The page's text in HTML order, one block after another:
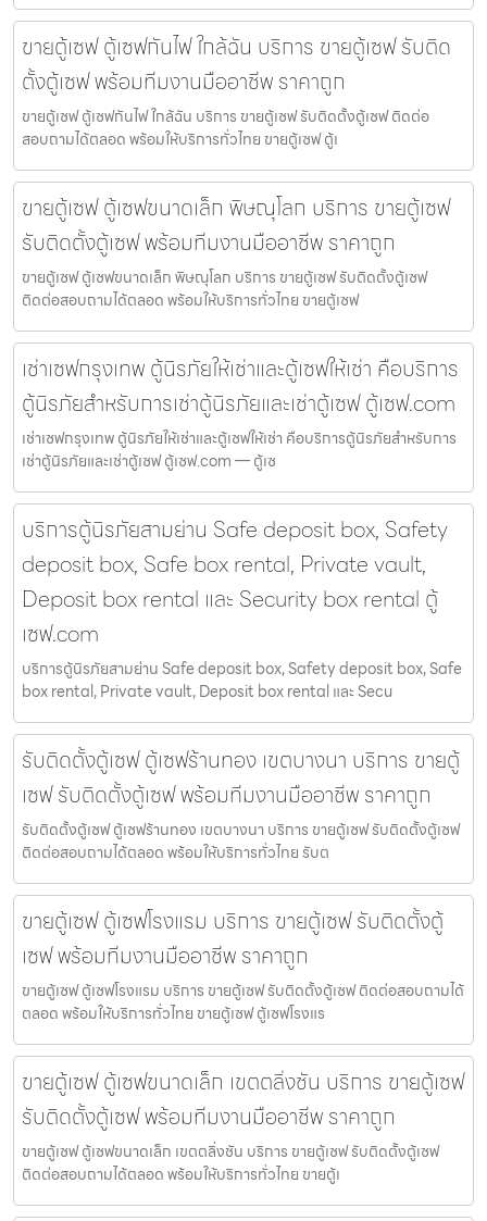
ขายตู้เซฟ ตู้เซฟกันไฟ ใกล้ฉัน บริการ ขายตู้เซฟ รับติด
ตั้งตู้เซฟ พร้อมทีมงานมืออาชีพ ราคาถูก
ขายตู้เซฟ ตู้เซฟกันไฟ ใกล้ฉัน บริการ ขายตู้เซฟ รับติดตั้งตู้เซฟ ติดต่อ
สอบถามได้ตลอด พร้อมให้บริการทั่วไทย ขายตู้เซฟ ตู้เ
ขายตู้เซฟ ตู้เซฟขนาดเล็ก พิษณุโลก บริการ ขายตู้เซฟ
รับติดตั้งตู้เซฟ พร้อมทีมงานมืออาชีพ ราคาถูก
ขายตู้เซฟ ตู้เซฟขนาดเล็ก พิษณุโลก บริการ ขายตู้เซฟ รับติดตั้งตู้เซฟ
ติดต่อสอบถามได้ตลอด พร้อมให้บริการทั่วไทย ขายตู้เซฟ
เช่าเซฟกรุงเทพ ตู้นิรภัยให้เช่าและตู้เซฟให้เช่า คือบริการ
ตู้นิรภัยสำหรับการเช่าตู้นิรภัยและเช่าตู้เซฟ ตู้เซฟ.com
เช่าเซฟกรุงเทพ ตู้นิรภัยให้เช่าและตู้เซฟให้เช่า คือบริการตู้นิรภัยสำหรับการ
เช่าตู้นิรภัยและเช่าตู้เซฟ ตู้เซฟ.com — ตู้เซ
บริการตู้นิรภัยสามย่าน Safe deposit box, Safety
deposit box, Safe box rental, Private vault,
Deposit box rental และ Security box rental ตู้
เซฟ.com
บริการตู้นิรภัยสามย่าน Safe deposit box, Safety deposit box, Safe
box rental, Private vault, Deposit box rental และ Secu
รับติดตั้งตู้เซฟ ตู้เซฟร้านทอง เขตบางนา บริการ ขายตู้
เซฟ รับติดตั้งตู้เซฟ พร้อมทีมงานมืออาชีพ ราคาถูก
รับติดตั้งตู้เซฟ ตู้เซฟร้านทอง เขตบางนา บริการ ขายตู้เซฟ รับติดตั้งตู้เซฟ
ติดต่อสอบถามได้ตลอด พร้อมให้บริการทั่วไทย รับต
ขายตู้เซฟ ตู้เซฟโรงแรม บริการ ขายตู้เซฟ รับติดตั้งตู้
เซฟ พร้อมทีมงานมืออาชีพ ราคาถูก
ขายตู้เซฟ ตู้เซฟโรงแรม บริการ ขายตู้เซฟ รับติดตั้งตู้เซฟ ติดต่อสอบถามได้
ตลอด พร้อมให้บริการทั่วไทย ขายตู้เซฟ ตู้เซฟโรงแร
ขายตู้เซฟ ตู้เซฟขนาดเล็ก เขตตลิ่งชัน บริการ ขายตู้เซฟ
รับติดตั้งตู้เซฟ พร้อมทีมงานมืออาชีพ ราคาถูก
ขายตู้เซฟ ตู้เซฟขนาดเล็ก เขตตลิ่งชัน บริการ ขายตู้เซฟ รับติดตั้งตู้เซฟ
ติดต่อสอบถามได้ตลอด พร้อมให้บริการทั่วไทย ขายตู้เ